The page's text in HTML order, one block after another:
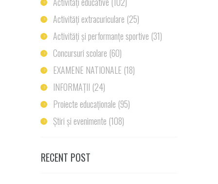
Activități extracuriculare (25)
Activități și performanțe sportive (31)
Concursuri scolare (60)
EXAMENE NATIONALE (18)
INFORMAȚII (24)
Proiecte educaționale (95)
Știri și evenimente (108)
RECENT POST